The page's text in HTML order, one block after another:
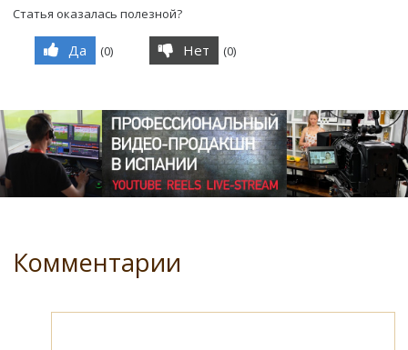
Статья оказалась полезной?
Да (0) Нет (0)
Комментарии